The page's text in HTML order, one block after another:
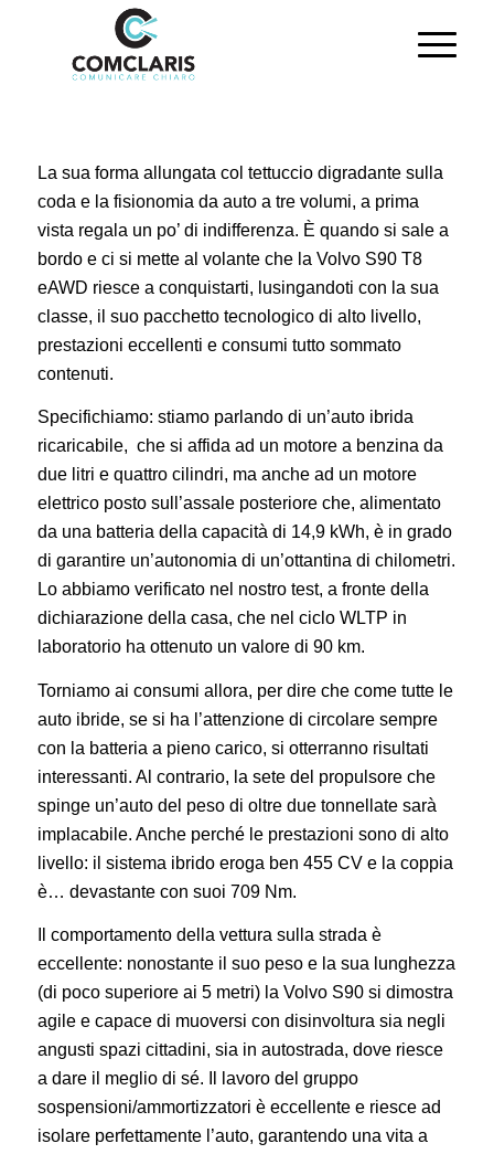
La sua forma allungata col tettuccio digradante sulla
coda e la fisionomia da auto a tre volumi, a prima
vista regala un po’ di indifferenza. È quando si sale a
bordo e ci si mette al volante che la Volvo S90 T8
eAWD riesce a conquistarti, lusingandoti con la sua
classe, il suo pacchetto tecnologico di alto livello,
prestazioni eccellenti e consumi tutto sommato
contenuti.
Specifichiamo: stiamo parlando di un’auto ibrida
ricaricabile, che si affida ad un motore a benzina da
due litri e quattro cilindri, ma anche ad un motore
elettrico posto sull’assale posteriore che, alimentato
da una batteria della capacità di 14,9 kWh, è in grado
di garantire un’autonomia di un’ottantina di chilometri.
Lo abbiamo verificato nel nostro test, a fronte della
dichiarazione della casa, che nel ciclo WLTP in
laboratorio ha ottenuto un valore di 90 km.
Torniamo ai consumi allora, per dire che come tutte le
auto ibride, se si ha l’attenzione di circolare sempre
con la batteria a pieno carico, si otterranno risultati
interessanti. Al contrario, la sete del propulsore che
spinge un’auto del peso di oltre due tonnellate sarà
implacabile. Anche perché le prestazioni sono di alto
livello: il sistema ibrido eroga ben 455 CV e la coppia
è… devastante con suoi 709 Nm.
Il comportamento della vettura sulla strada è
eccellente: nonostante il suo peso e la sua lunghezza
(di poco superiore ai 5 metri) la Volvo S90 si dimostra
agile e capace di muoversi con disinvoltura sia negli
angusti spazi cittadini, sia in autostrada, dove riesce
a dare il meglio di sé. Il lavoro del gruppo
sospensioni/ammortizzatori è eccellente e riesce ad
isolare perfettamente l’auto, garantendo una vita a